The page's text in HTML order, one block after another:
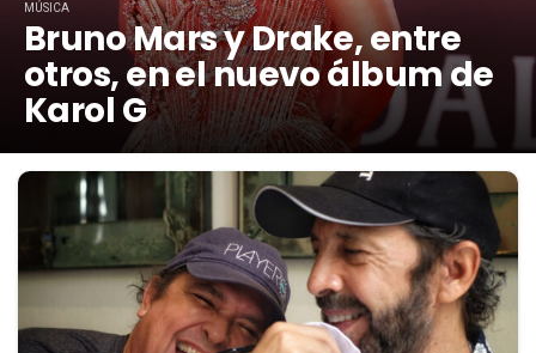
MÚSICA
Bruno Mars y Drake, entre
otros, en el nuevo álbum de
Karol G